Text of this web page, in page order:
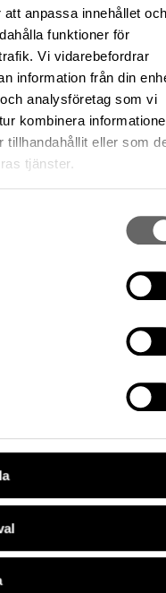
anpassa innehållet och
funktioner för
Vi vidarebefordrar
information från din
analysföretag som vi
kombinera
tillhandahållit eller som
tjänster.
4b2f-8cea-
även kommersiella, så
media/
sida är fri att använda
historiska museer.